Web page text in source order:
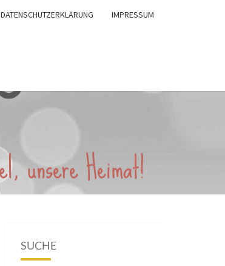
DATENSCHUTZERKLÄRUNG IMPRESSUM
SUCHE